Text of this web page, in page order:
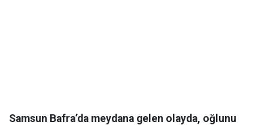
Samsun Bafra’da meydana gelen olayda, oğlunu